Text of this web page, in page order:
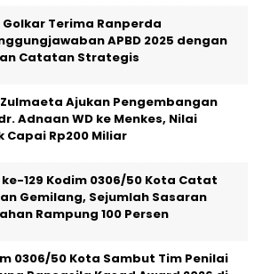
Golkar Terima Ranperda
APBD 2025 dengan
Catatan Strategis
Ajukan Pengembangan
Adnaan WD ke Menkes, Nilai
Capai Rp200 Miliar
ke-129 Kodim 0306/50 Kota Catat
Gemilang, Sejumlah Sasaran
Rampung 100 Persen
0306/50 Kota Sambut Tim Penilai